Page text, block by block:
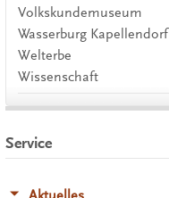
Volkskundemuseum
Wasserburg Kapellendorf
Welterbe
Wissenschaft
Service